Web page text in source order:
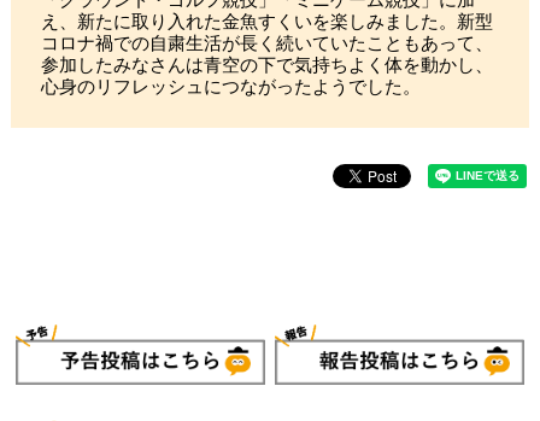
え、新たに取り入れた金魚すくいを楽しみました。新型
コロナ禍での自粛生活が長く続いていたこともあって、
参加したみなさんは青空の下で気持ちよく体を動かし、
心身のリフレッシュにつながったようでした。